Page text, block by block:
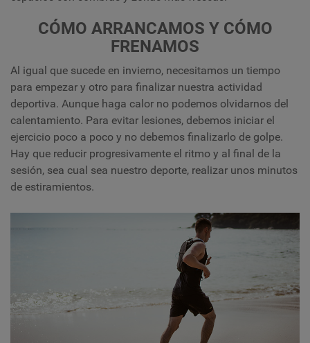
CÓMO ARRANCAMOS Y CÓMO
FRENAMOS
Al igual que sucede en invierno, necesitamos un tiempo
para empezar y otro para finalizar nuestra actividad
deportiva. Aunque haga calor no podemos olvidarnos del
calentamiento. Para evitar lesiones, debemos iniciar el
ejercicio poco a poco y no debemos finalizarlo de golpe.
Hay que reducir progresivamente el ritmo y al final de la
sesión, sea cual sea nuestro deporte, realizar unos minutos
de estiramientos.